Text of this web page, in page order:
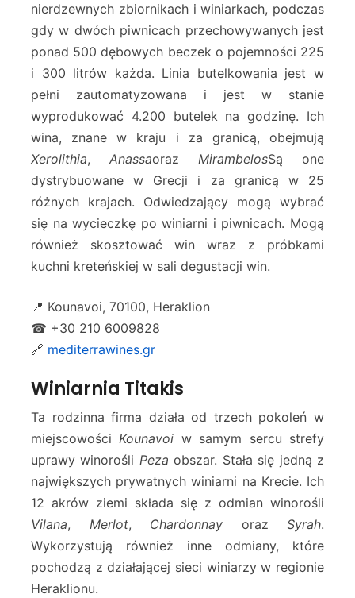
nierdzewnych zbiornikach i winiarkach, podczas
gdy w dwóch piwnicach przechowywanych jest
ponad 500 dębowych beczek o pojemności 225
i 300 litrów każda. Linia butelkowania jest w
pełni zautomatyzowana i jest w stanie
wyprodukować 4.200 butelek na godzinę. Ich
wina, znane w kraju i za granicą, obejmują
Xerolithia, Anassaoraz MirambelosSą one
dystrybuowane w Grecji i za granicą w 25
różnych krajach. Odwiedzający mogą wybrać
się na wycieczkę po winiarni i piwnicach. Mogą
również skosztować win wraz z próbkami
kuchni kreteńskiej w sali degustacji win.
📍 Kounavoi, 70100, Heraklion
☎ +30 210 6009828
🔗 mediterrawines.gr
Winiarnia Titakis
Ta rodzinna firma działa od trzech pokoleń w
miejscowościKounavoi w samym sercu strefy
uprawy winorośli Peza obszar. Stała się jedną z
największych prywatnych winiarni na Krecie. Ich
12 akrów ziemi składa się z odmian winorośli
Vilana, Merlot, Chardonnay oraz Syrah.
Wykorzystują również inne odmiany, które
pochodzą z działającej sieci winiarzy w regionie
Heraklionu.